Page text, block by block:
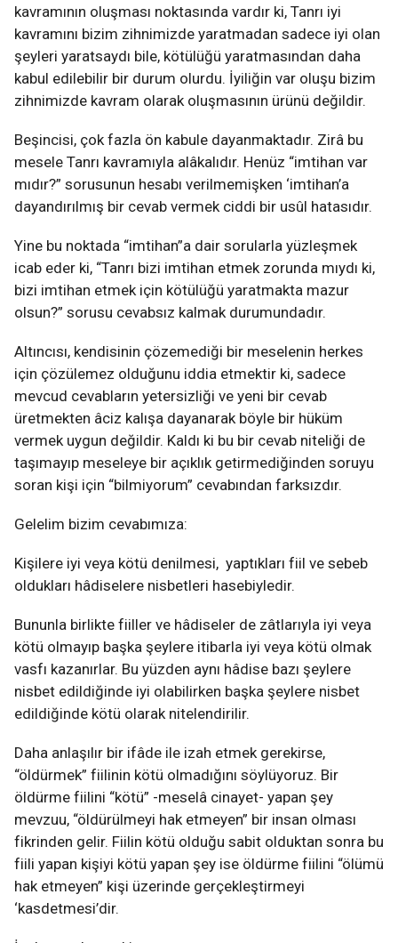
kavramının oluşması noktasında vardır ki, Tanrı iyi
kavramını bizim zihnimizde yaratmadan sadece iyi olan
şeyleri yaratsaydı bile, kötülüğü yaratmasından daha
kabul edilebilir bir durum olurdu. İyiliğin var oluşu bizim
zihnimizde kavram olarak oluşmasının ürünü değildir.
Beşincisi, çok fazla ön kabule dayanmaktadır. Zirâ bu
mesele Tanrı kavramıyla alâkalıdır. Henüz “imtihan var
mıdır?” sorusunun hesabı verilmemişken ‘imtihan’a
dayandırılmış bir cevab vermek ciddi bir usûl hatasıdır.
Yine bu noktada “imtihan”a dair sorularla yüzleşmek
icab eder ki, “Tanrı bizi imtihan etmek zorunda mıydı ki,
bizi imtihan etmek için kötülüğü yaratmakta mazur
olsun?” sorusu cevabsız kalmak durumundadır.
Altıncısı, kendisinin çözemediği bir meselenin herkes
için çözülemez olduğunu iddia etmektir ki, sadece
mevcud cevabların yetersizliği ve yeni bir cevab
üretmekten âciz kalışa dayanarak böyle bir hüküm
vermek uygun değildir. Kaldı ki bu bir cevab niteliği de
taşımayıp meseleye bir açıklık getirmediğinden soruyu
soran kişi için “bilmiyorum” cevabından farksızdır.
Gelelim bizim cevabımıza:
Kişilere iyi veya kötü denilmesi, yaptıkları fiil ve sebeb
oldukları hâdiselere nisbetleri hasebiyledir.
Bununla birlikte fiiller ve hâdiseler de zâtlarıyla iyi veya
kötü olmayıp başka şeylere itibarla iyi veya kötü olmak
vasfı kazanırlar. Bu yüzden aynı hâdise bazı şeylere
nisbet edildiğinde iyi olabilirken başka şeylere nisbet
edildiğinde kötü olarak nitelendirilir.
Daha anlaşılır bir ifâde ile izah etmek gerekirse,
“öldürmek” fiilinin kötü olmadığını söylüyoruz. Bir
öldürme fiilini “kötü” -meselâ cinayet- yapan şey
mevzuu, “öldürülmeyi hak etmeyen” bir insan olması
fikrinden gelir. Fiilin kötü olduğu sabit olduktan sonra bu
fiili yapan kişiyi kötü yapan şey ise öldürme fiilini “ölümü
hak etmeyen” kişi üzerinde gerçekleştirmeyi
‘kasdetmesi’dir.